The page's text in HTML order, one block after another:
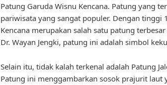
Patung Garuda Wisnu Kencana. Patung yang
pariwisata yang sangat populer. Dengan tinggi
Kencana merupakan salah satu patung
Dr. Wayan Jengki, patung ini adalah simbol
Selain itu, tidak kalah terkenal adalah Patung
Patung ini menggambarkan sosok prajurit laut